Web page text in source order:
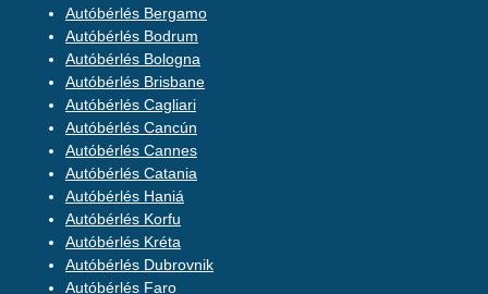
Autóbérlés Bergamo
Autóbérlés Bodrum
Autóbérlés Bologna
Autóbérlés Brisbane
Autóbérlés Cagliari
Autóbérlés Cancún
Autóbérlés Cannes
Autóbérlés Catania
Autóbérlés Haniá
Autóbérlés Korfu
Autóbérlés Kréta
Autóbérlés Dubrovnik
Autóbérlés Faro